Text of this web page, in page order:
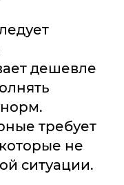
дешевле
требует
не
ситуации.